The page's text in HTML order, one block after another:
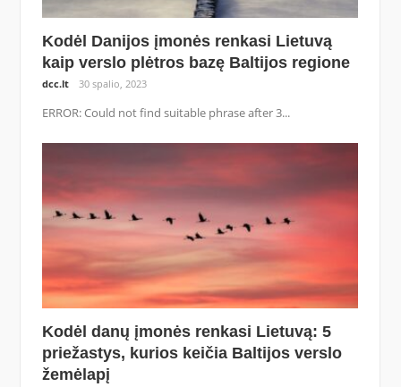
Kodėl Danijos įmonės renkasi Lietuvą
kaip verslo plėtros bazę Baltijos regione
dcc.lt 30 spalio, 2023
ERROR: Could not find suitable phrase after 3...
Kodėl danų įmonės renkasi Lietuvą: 5
priežastys, kurios keičia Baltijos verslo
žemėlapį